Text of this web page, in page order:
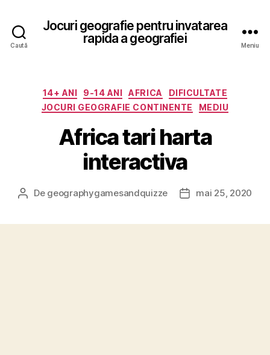
Caută
Jocuri geografie pentru invatarea
rapida a geografiei
Meniu
Categorii
14+ ANI 9-14 ANI AFRICA
DIFICULTATE
JOCURI GEOGRAFIE CONTINENTE
MEDIU
Africa tari harta
interactiva
Autor
De geographygamesandquizze
Datămai 25, 2020